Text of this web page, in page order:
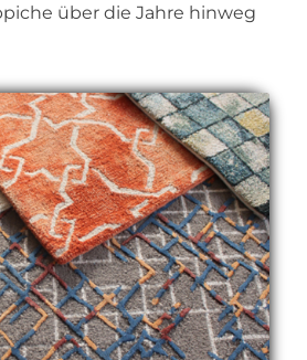
über die Jahre hinweg